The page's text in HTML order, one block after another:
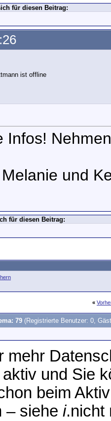
für diesen Beitrag:
Infos!
und
für diesen Beitrag:
«
79 (Registrierte Benutzer: 0,
mehr
und Sie
beim
– siehe i.nicht